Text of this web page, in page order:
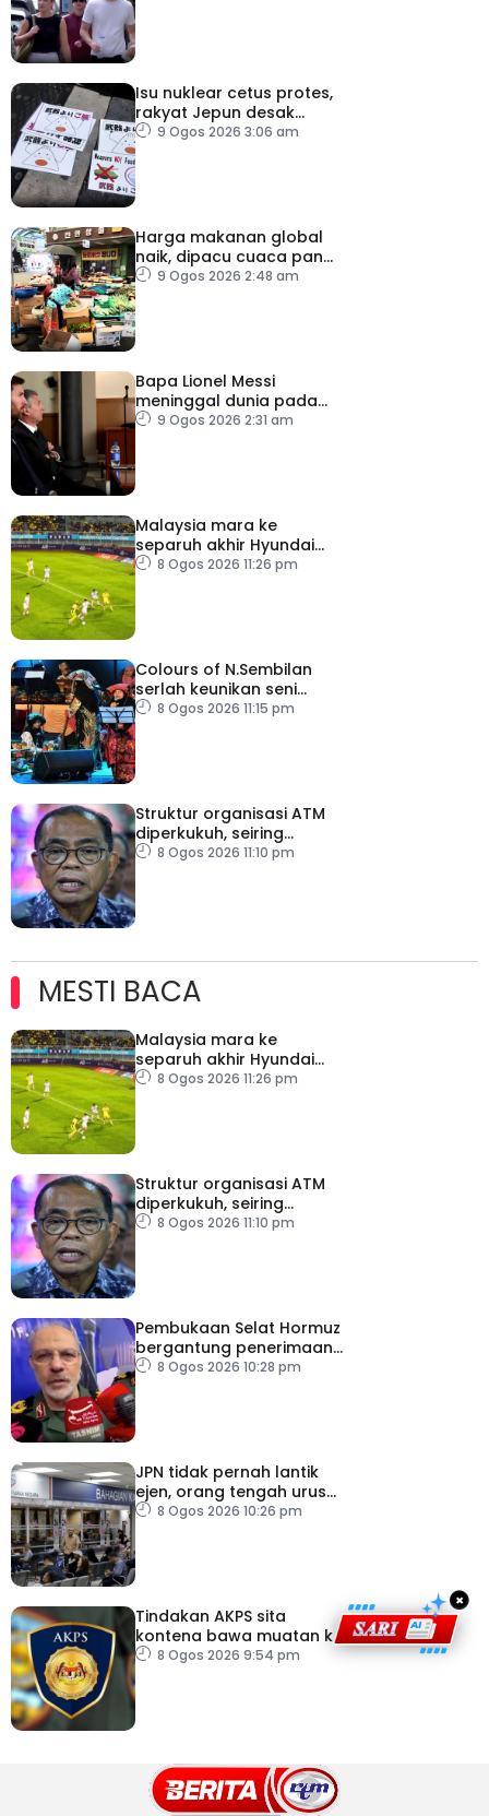
Isu nuklear cetus protes,
rakyat Jepun desak
dasar dikaji semula
9 Ogos 2026 3:06 am
Harga makanan global
naik, dipacu cuaca panas
dan ketegangan
9 Ogos 2026 2:48 am
Bapa Lionel Messi
meninggal dunia pada
usia 68 tahun
9 Ogos 2026 2:31 am
Malaysia mara ke
separuh akhir Hyundai
ASEAN Cup
8 Ogos 2026 11:26 pm
Colours of N.Sembilan
serlah keunikan seni
budaya negeri beradat
8 Ogos 2026 11:15 pm
Struktur organisasi ATM
diperkukuh, seiring
pemodenan aset
8 Ogos 2026 11:10 pm
MESTI BACA
Malaysia mara ke
separuh akhir Hyundai
ASEAN Cup
8 Ogos 2026 11:26 pm
Struktur organisasi ATM
diperkukuh, seiring
pemodenan aset
8 Ogos 2026 11:10 pm
Pembukaan Selat Hormuz
bergantung penerimaan
AS – IRGC
8 Ogos 2026 10:28 pm
JPN tidak pernah lantik
ejen, orang tengah urus
dokumentasi
8 Ogos 2026 10:26 pm
Tindakan AKPS sita
kontena bawa muatan ke
Israel bukti ketegasan
8 Ogos 2026 9:54 pm
×